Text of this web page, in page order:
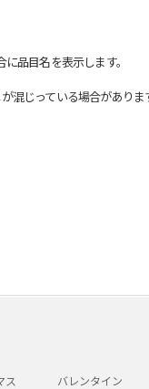
品目名を表示します。
じっている場合があり
ス バレンタイン